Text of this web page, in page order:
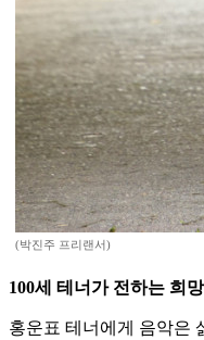
(박진주 프리랜서)
100세 테너가 전하는 희망
홍운표 테너에게 음악은